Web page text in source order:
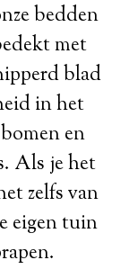
bedden
met
blad
in het
en
Als je het
zelfs van
eigen tuin